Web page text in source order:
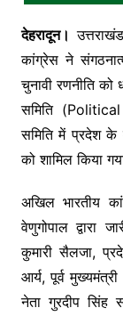
देहरादून।
कांग्रेस ने
चुनावी रणनीति को
समिति
समिति में प्रदेश के
को शामिल किया
अखिल भारतीय
वेणुगोपाल द्वारा
कुमारी सैलजा,
आर्य, पूर्व
नेता गुरदीप सिंह